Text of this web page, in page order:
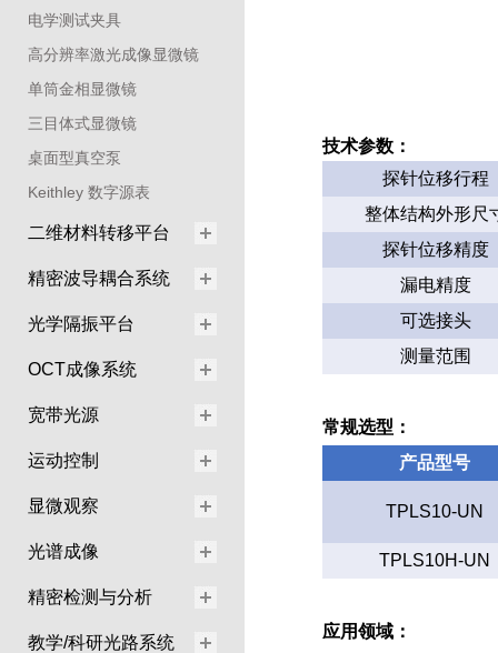
电学测试夹具
高分辨率激光成像显微镜
单筒金相显微镜
三目体式显微镜
桌面型真空泵
Keithley 数字源表
二维材料转移平台
精密波导耦合系统
光学隔振平台
OCT成像系统
宽带光源
运动控制
显微观察
光谱成像
精密检测与分析
教学/科研光路系统
技术参数：
探针位移行程
整体结构外形尺
探针位移精度
漏电精度
可选接头
测量范围
常规选型：
产品型号
TPLS10-UN
TPLS10H-UN
应用领域：